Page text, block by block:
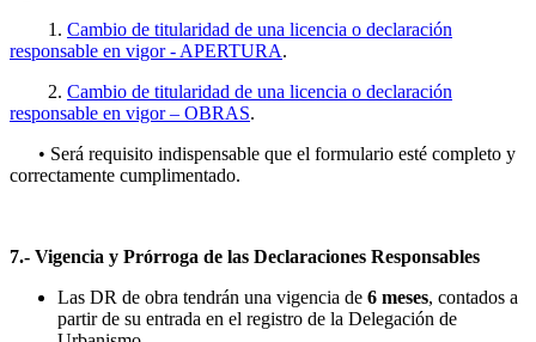
1. Cambio de titularidad de una licencia o declaración
responsable en vigor - APERTURA.
2. Cambio de titularidad de una licencia o declaración
responsable en vigor – OBRAS.
• Será requisito indispensable que el formulario esté completo y
correctamente cumplimentado.
7.- Vigencia y Prórroga de las Declaraciones Responsables
Las DR de obra tendrán una vigencia de 6 meses, contados a
partir de su entrada en el registro de la Delegación de